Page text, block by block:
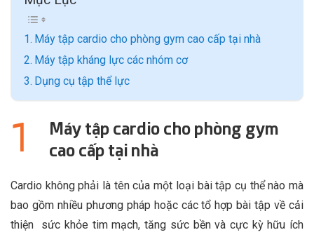
Máy tập cardio cho phòng gym cao cấp tại nhà
Máy tập kháng lực các nhóm cơ
Dụng cụ tập thể lực
Máy tập cardio cho phòng gym
cao cấp tại nhà
Cardio không phải là tên của một loại bài tập cụ thể nào mà
bao gồm nhiều phương pháp hoặc các tổ hợp bài tập về cải
thiện sức khỏe tim mạch, tăng sức bền và cực kỳ hữu ích